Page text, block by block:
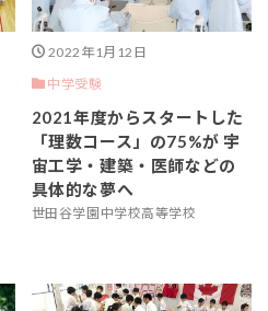
2022年1月12日
中学受験
2021年度からスタートした
「理数コース」の75%が 宇
宙工学・建築・医師などの
具体的な夢へ
世田谷学園中学校高等学校